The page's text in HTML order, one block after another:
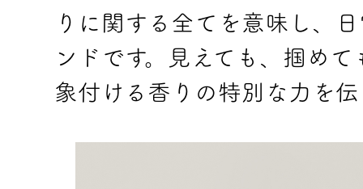
りに関する全てを意味し、
ンドです。見えても、掴め
象付ける香りの特別な力を